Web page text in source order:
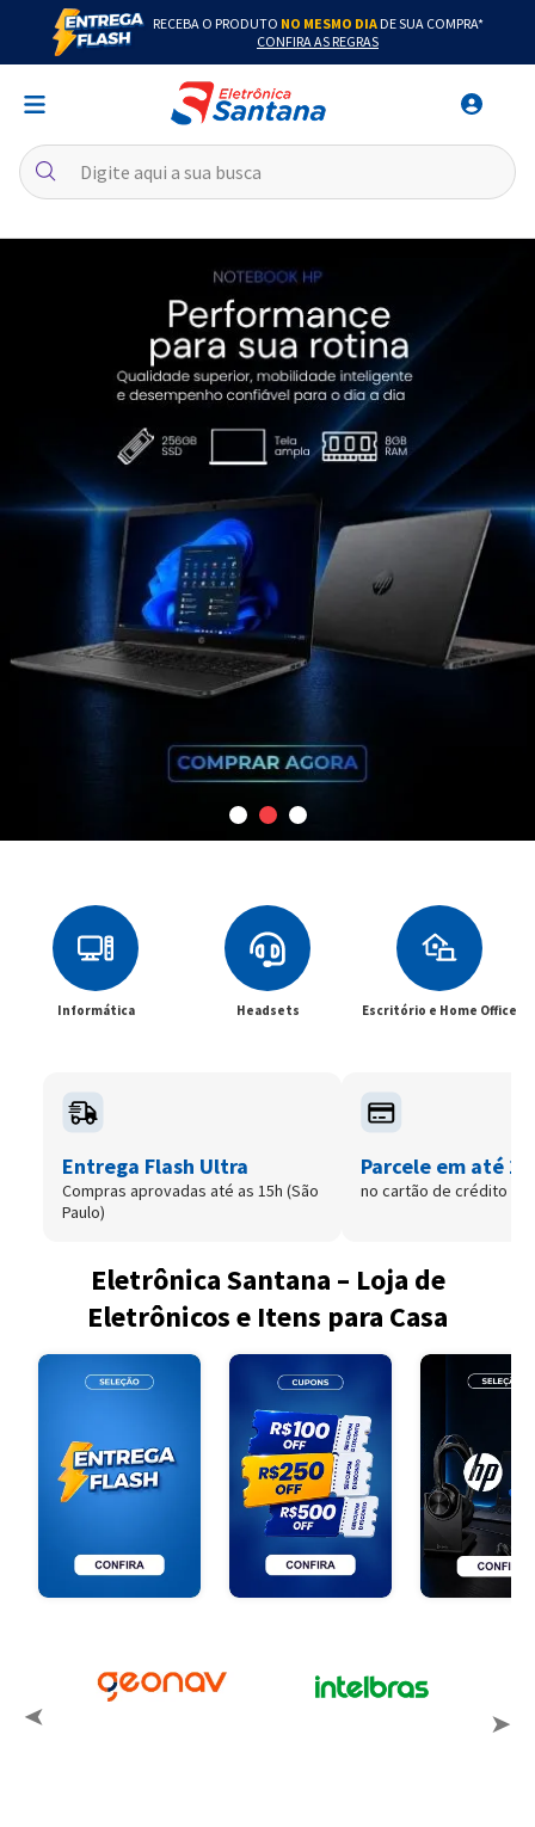
RECEBA O PRODUTO NO MESMO DIADE SUA COMPRA*
CONFIRA AS REGRAS
Informática Headsets Escritório e Home Office
Entrega Flash Ultra
Compras aprovadas até as 15h (São
Paulo)
Parcele em até
no cartão de crédito
Eletrônica Santana – Loja de
Eletrônicos e Itens para Casa